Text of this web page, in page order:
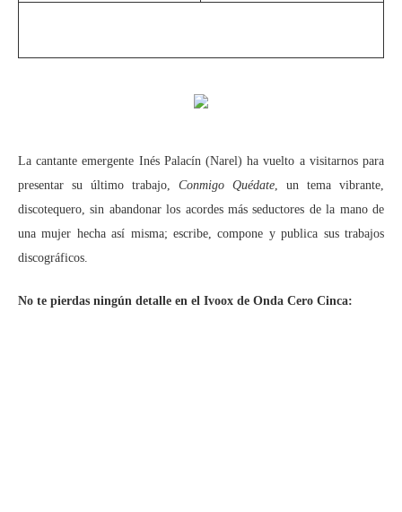
La cantante emergente Inés Palacín (Narel) ha vuelto a visitarnos para
presentar su último trabajo, Conmigo Quédate, un tema vibrante,
discotequero, sin abandonar los acordes más seductores de la mano de
una mujer hecha así misma; escribe, compone y publica sus trabajos
discográficos.
No te pierdas ningún detalle en el Ivoox de Onda Cero Cinca: